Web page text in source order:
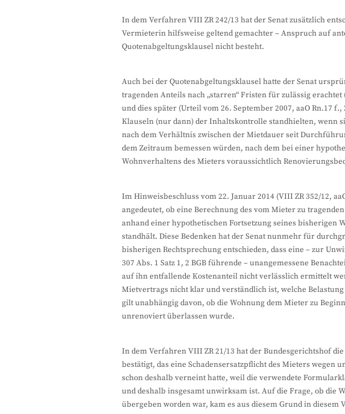
In dem Verfahren VIII ZR 242/13 hat der Senat zusätzlich
Vermieterin hilfsweise geltend gemachter – Anspruch auf
Quotenabgeltungsklausel nicht besteht.
Auch bei der Quotenabgeltungsklausel hatte der Senat
tragenden Anteils nach „starren“ Fristen für zulässig erachtet
und dies später (Urteil vom 26. September 2007, aaO Rn.17
Klauseln (nur dann) der Inhaltskontrolle standhielten, wenn
nach dem Verhältnis zwischen der Mietdauer seit
dem Zeitraum bemessen würden, nach dem bei einer
Wohnverhaltens des Mieters voraussichtlich
Im Hinweisbeschluss vom 22. Januar 2014 (VIII ZR 352/12,
angedeutet, ob eine Berechnung des vom Mieter zu
anhand einer hypothetischen Fortsetzung seines bisherigen
standhält. Diese Bedenken hat der Senat nunmehr für
bisherigen Rechtsprechung entschieden, dass eine – zur
307 Abs. 1 Satz 1, 2 BGB führende – unangemessene
auf ihn entfallende Kostenanteil nicht verlässlich ermittelt
Mietvertrags nicht klar und verständlich ist, welche
gilt unabhängig davon, ob die Wohnung dem Mieter zu
unrenoviert überlassen wurde.
In dem Verfahren VIII ZR 21/13 hat der Bundesgerichtshof
bestätigt, das eine Schadensersatzpflicht des Mieters wegen
schon deshalb verneint hatte, weil die verwendete
und deshalb insgesamt unwirksam ist. Auf die Frage, ob die
übergeben worden war, kam es aus diesem Grund in diesem